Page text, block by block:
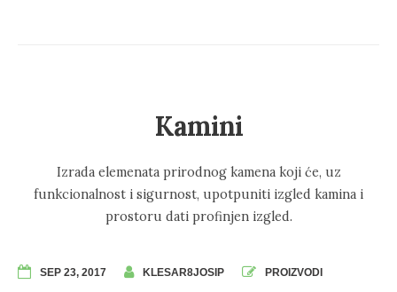
Kamini
Izrada elemenata prirodnog kamena koji će, uz
funkcionalnost i sigurnost, upotpuniti izgled kamina i
prostoru dati profinjen izgled.
SEP 23, 2017 KLESAR8JOSIP PROIZVODI